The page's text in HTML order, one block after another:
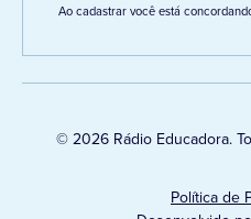
Ao cadastrar você está
© 2026 Rádio Educadora.
Política de